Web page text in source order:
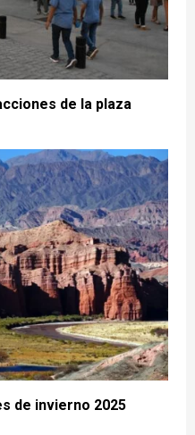
de la plaza
de invierno 2025